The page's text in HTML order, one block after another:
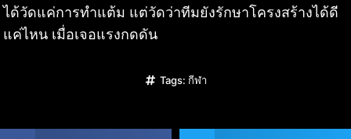
ได้วัดแค่การทำแต้ม แต่วัดว่าทีมยังรักษาโครงสร้างได้ดี
แค่ไหน เมื่อเจอแรงกดดัน
Tags: กีฬา